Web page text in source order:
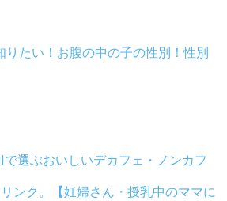
りたい！お腹の中の子の性別！性別
で選ぶおいしいデカフェ・ノンカフ
ンク。【妊婦さん・授乳中のママに